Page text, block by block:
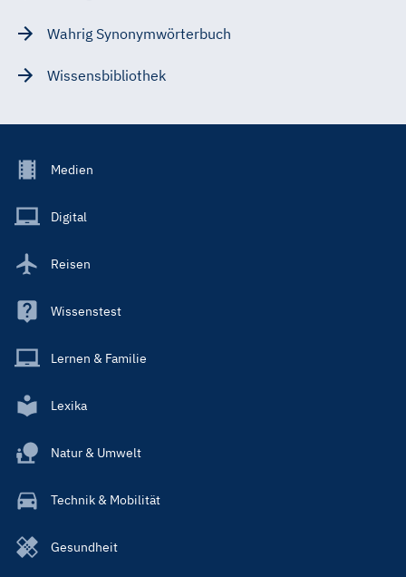
Wahrig Synonymwörterbuch
Wissensbibliothek
Footer
Main
Medien
Digital
Reisen
Wissenstest
Lernen & Familie
Lexika
Natur & Umwelt
Technik & Mobilität
Gesundheit